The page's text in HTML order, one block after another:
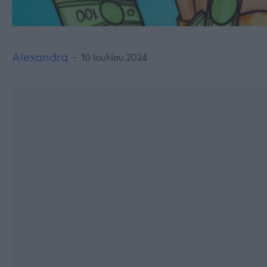
Alexandra 10 Ιουλίου 2024